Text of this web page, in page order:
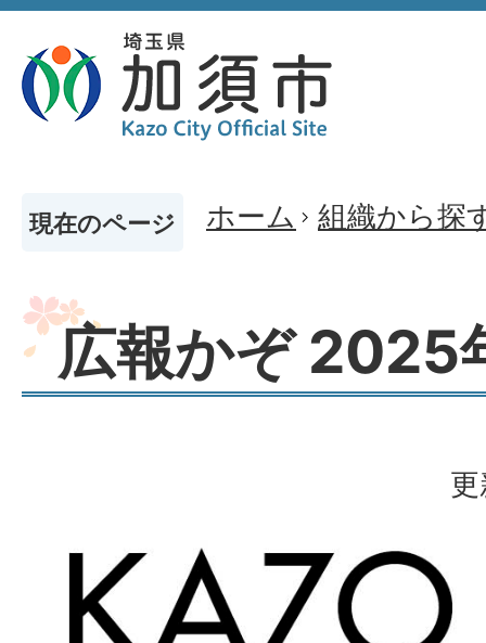
現在のページ ホーム 組織から探
広報かぞ 2025